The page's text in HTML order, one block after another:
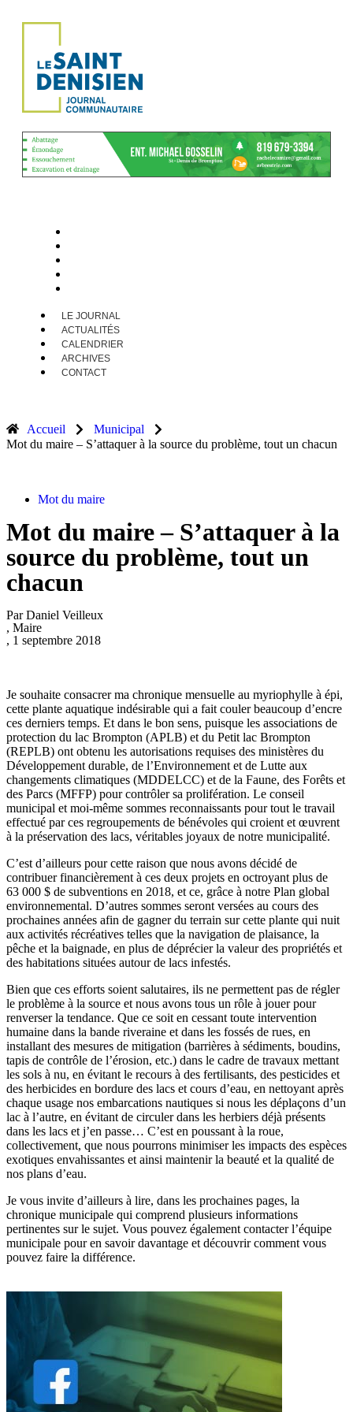
LE JOURNAL
ACTUALITÉS
CALENDRIER
ARCHIVES
CONTACT
Accueil
Municipal
Mot du maire – S’attaquer à la source du problème, tout un chacun
Mot du maire
Mot du maire – S’attaquer à la
source du problème, tout un
chacun
Par Daniel Veilleux
, Maire
, 1 septembre 2018
Je souhaite consacrer ma chronique mensuelle au myriophylle à épi,
cette plante aquatique indésirable qui a fait couler beaucoup d’encre
ces derniers temps. Et dans le bon sens, puisque les associations de
protection du lac Brompton (APLB) et du Petit lac Brompton
(REPLB) ont obtenu les autorisations requises des ministères du
Développement durable, de l’Environnement et de Lutte aux
changements climatiques (MDDELCC) et de la Faune, des Forêts et
des Parcs (MFFP) pour contrôler sa prolifération. Le conseil
municipal et moi-même sommes reconnaissants pour tout le travail
effectué par ces regroupements de bénévoles qui croient et œuvrent
à la préservation des lacs, véritables joyaux de notre municipalité.
C’est d’ailleurs pour cette raison que nous avons décidé de
contribuer financièrement à ces deux projets en octroyant plus de
63 000 $ de subventions en 2018, et ce, grâce à notre Plan global
environnemental. D’autres sommes seront versées au cours des
prochaines années afin de gagner du terrain sur cette plante qui nuit
aux activités récréatives telles que la navigation de plaisance, la
pêche et la baignade, en plus de déprécier la valeur des propriétés et
des habitations situées autour de lacs infestés.
Bien que ces efforts soient salutaires, ils ne permettent pas de régler
le problème à la source et nous avons tous un rôle à jouer pour
renverser la tendance. Que ce soit en cessant toute intervention
humaine dans la bande riveraine et dans les fossés de rues, en
installant des mesures de mitigation (barrières à sédiments, boudins,
tapis de contrôle de l’érosion, etc.) dans le cadre de travaux mettant
les sols à nu, en évitant le recours à des fertilisants, des pesticides et
des herbicides en bordure des lacs et cours d’eau, en nettoyant après
chaque usage nos embarcations nautiques si nous les déplaçons d’un
lac à l’autre, en évitant de circuler dans les herbiers déjà présents
dans les lacs et j’en passe… C’est en poussant à la roue,
collectivement, que nous pourrons minimiser les impacts des espèces
exotiques envahissantes et ainsi maintenir la beauté et la qualité de
nos plans d’eau.
Je vous invite d’ailleurs à lire, dans les prochaines pages, la
chronique municipale qui comprend plusieurs informations
pertinentes sur le sujet. Vous pouvez également contacter l’équipe
municipale pour en savoir davantage et découvrir comment vous
pouvez faire la différence.